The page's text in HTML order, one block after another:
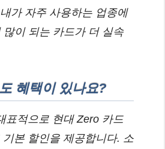
가 자주 사용하는 업종에
많이 되는 카드가 더 실속
혜택이 있나요?
표적으로 현대 Zero 카드
기본 할인을 제공합니다. 소